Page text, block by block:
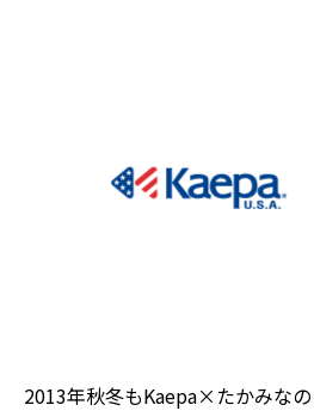
2013年秋冬もKaepa×たかみな